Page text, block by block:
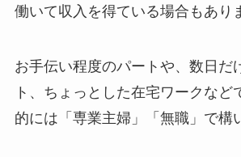
働いて収入を得ている場合もあり
お手伝い程度のパートや、数日だ
ト、ちょっとした在宅ワークなど
的には「専業主婦」「無職」で構